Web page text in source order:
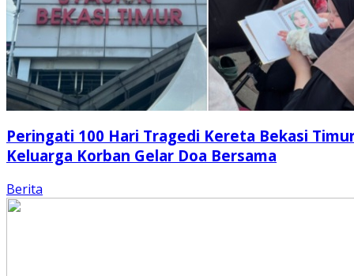
Peringati 100 Hari Tragedi Kereta Bekasi
Keluarga Korban Gelar Doa Bersama
Berita